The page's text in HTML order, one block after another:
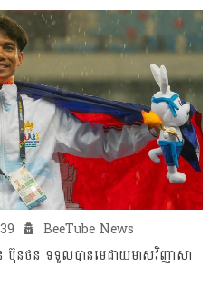
BeeTube News
ប៊ុនថន ទទួលបានមេដាយមាសវិញ្ញាសា